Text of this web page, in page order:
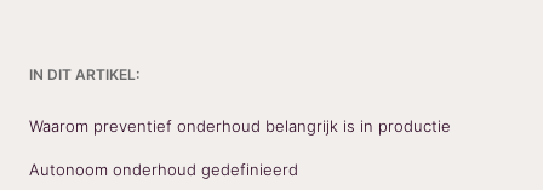
IN DIT ARTIKEL:
Waarom preventief onderhoud belangrijk is in productie
Autonoom onderhoud gedefinieerd